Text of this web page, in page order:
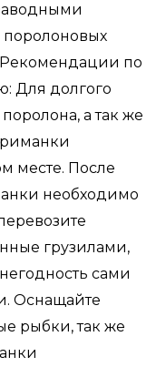
по
Для долгого
а так же
месте. После
необходимо
грузилами,
сами
Оснащайте
рыбки, так же